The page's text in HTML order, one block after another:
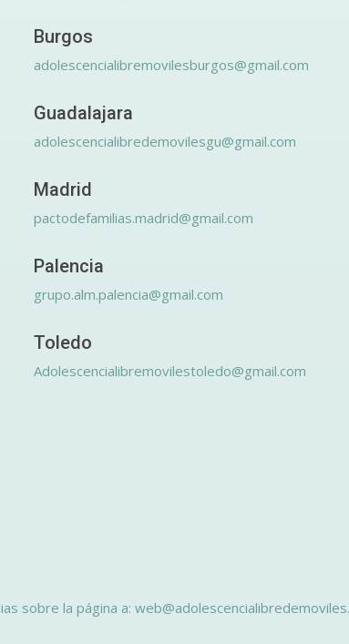
Burgos
adolescencialibremovilesburgos@gmail.com
Guadalajara
adolescencialibredemovilesgu@gmail.com
Madrid
pactodefamilias.madrid@gmail.com
Palencia
grupo.alm.palencia@gmail.com
Toledo
Adolescencialibremovilestoledo@gmail.com
sobre la página a: